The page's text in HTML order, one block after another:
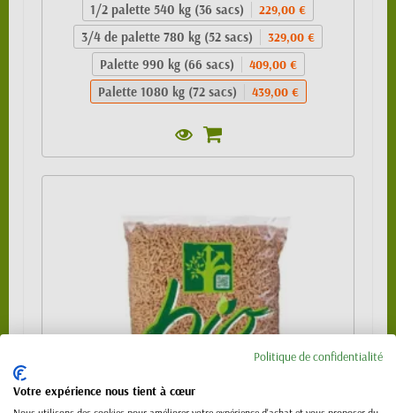
1/2 palette 540 kg (36 sacs) 229,00 €
3/4 de palette 780 kg (52 sacs) 329,00 €
Palette 990 kg (66 sacs) 409,00 €
Palette 1080 kg (72 sacs) 439,00 €
Politique de confidentialité
Votre expérience nous tient à cœur